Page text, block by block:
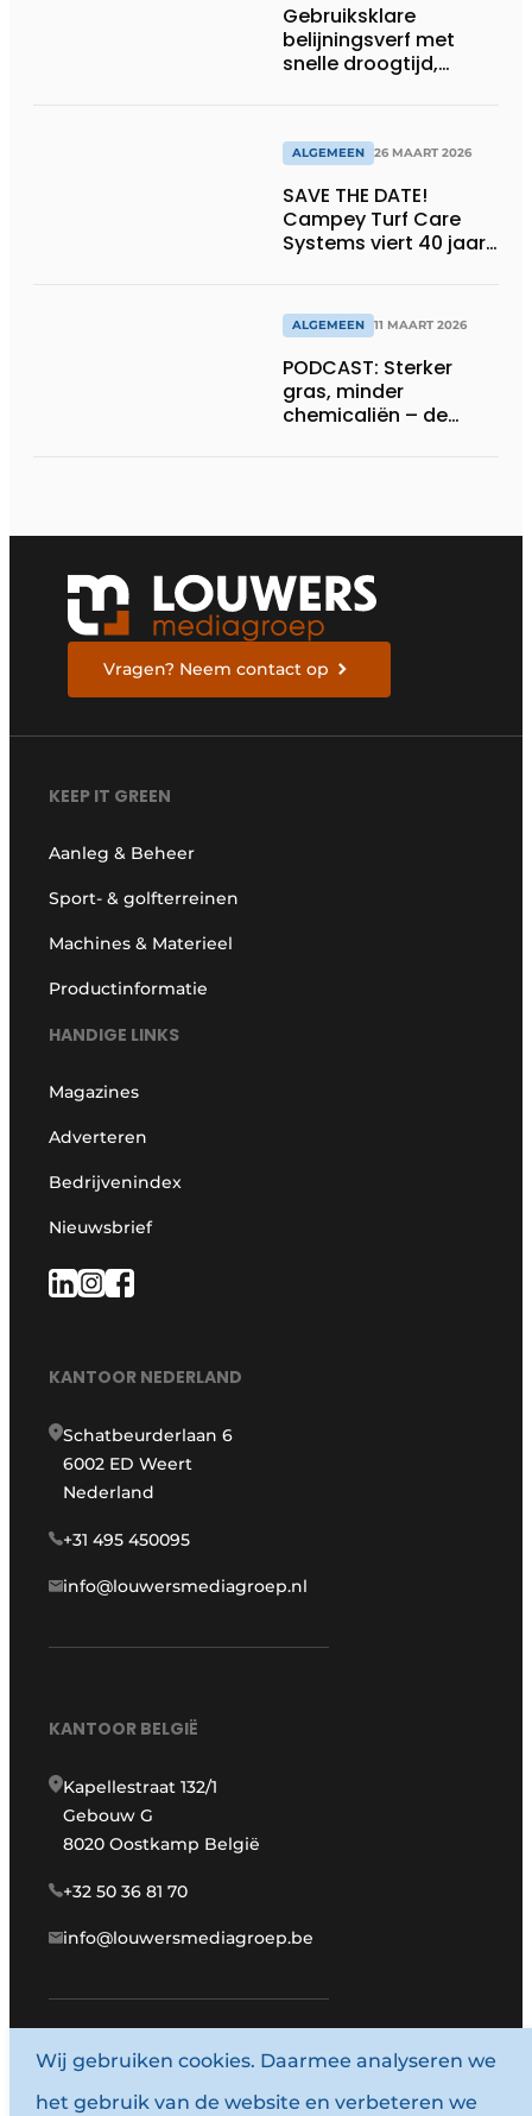
Gebruiksklare
belijningsverf met
snelle droogtijd,
ALGEMEEN 26 MAART 2026
SAVE THE DATE!
Campey Turf Care
Systems viert 40 jaar
ALGEMEEN 11 MAART 2026
PODCAST: Sterker
gras, minder
chemicaliën – de
Vragen? Neem contact op
KEEP IT GREEN
Aanleg & Beheer
Sport- & golfterreinen
Machines & Materieel
Productinformatie
HANDIGE LINKS
Magazines
Adverteren
Bedrijvenindex
Nieuwsbrief
KANTOOR NEDERLAND
Schatbeurderlaan 6
6002 ED Weert
Nederland
+31 495 450095
info@louwersmediagroep.nl
KANTOOR BELGIË
Kapellestraat 132/1
Gebouw G
8020 Oostkamp België
+32 50 36 81 70
info@louwersmediagroep.be
www.louwersmediagroep.com
© 1987 - 2026 Louwersmediagroep.
Wij gebruiken cookies. Daarmee analyseren we
het gebruik van de website en verbeteren we